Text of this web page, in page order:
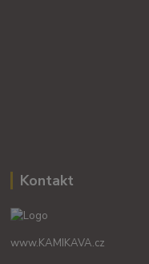
Kontakt
www.KAMIKAVA.cz